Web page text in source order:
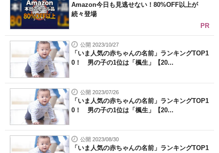
Amazon今日も見逃せない！80%OFF以上が
続々登場
PR
公開 2023/10/27
「いま人気の赤ちゃんの名前」ランキングTOP1
0！ 男の子の1位は「楓生」【20...
公開 2023/07/26
「いま人気の赤ちゃんの名前」ランキングTOP1
0！ 男の子の1位は「楓生」【20...
公開 2023/08/30
「いま人気の赤ちゃんの名前」ランキングTOP1